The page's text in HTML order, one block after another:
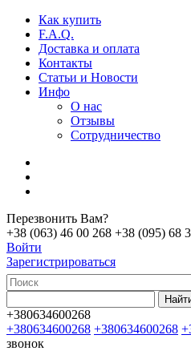
Как купить
F.A.Q.
Доставка и оплата
Контакты
Статьи и Новости
Инфо
О нас
Отзывы
Сотрудничество
Перезвонить Вам?
+38 (063) 46 00 268 +38 (095) 68
Войти
Зарегистрироваться
+380634600268
+380634600268 +380634600268
звонок